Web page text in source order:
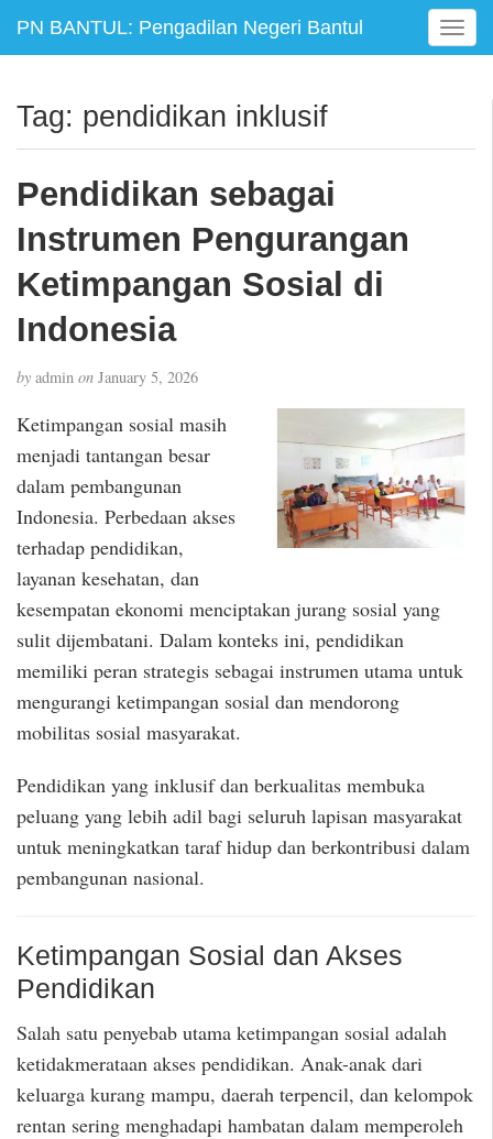
PN BANTUL: Pengadilan Negeri Bantul
T
o
e
Tag: pendidikan inklusif
Pendidikan sebagai
Instrumen Pengurangan
Ketimpangan Sosial di
Indonesia
by admin on January 5, 2026
Ketimpangan sosial masih
menjadi tantangan besar
dalam pembangunan
Indonesia. Perbedaan akses
terhadap pendidikan,
layanan kesehatan, dan
kesempatan ekonomi menciptakan jurang sosial yang
sulit dijembatani. Dalam konteks ini, pendidikan
memiliki peran strategis sebagai instrumen utama untuk
mengurangi ketimpangan sosial dan mendorong
mobilitas sosial masyarakat.
Pendidikan yang inklusif dan berkualitas membuka
peluang yang lebih adil bagi seluruh lapisan masyarakat
untuk meningkatkan taraf hidup dan berkontribusi dalam
pembangunan nasional.
Ketimpangan Sosial dan Akses
Pendidikan
Salah satu penyebab utama ketimpangan sosial adalah
ketidakmerataan akses pendidikan. Anak-anak dari
keluarga kurang mampu, daerah terpencil, dan kelompok
rentan sering menghadapi hambatan dalam memperoleh